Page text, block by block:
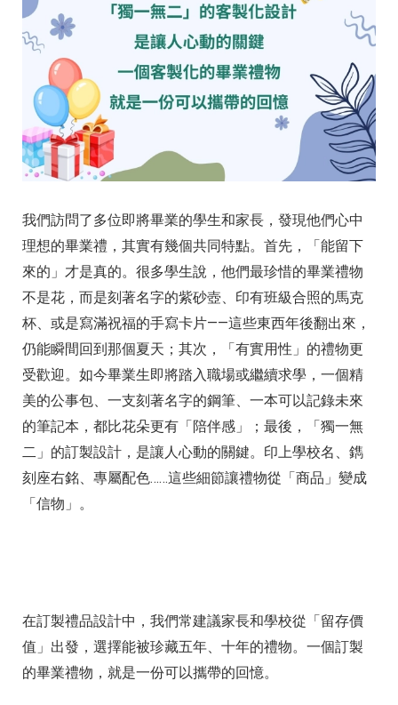
我們訪問了多位即將畢業的學生和家長，發現他們心中
理想的畢業禮，其實有幾個共同特點。首先，「能留下
來的」才是真的。很多學生說，他們最珍惜的畢業禮物
不是花，而是刻著名字的紫砂壺、印有班級合照的馬克
杯、或是寫滿祝福的手寫卡片——這些東西年後翻出來，
仍能瞬間回到那個夏天；其次，「有實用性」的禮物更
受歡迎。如今畢業生即將踏入職場或繼續求學，一個精
美的公事包、一支刻著名字的鋼筆、一本可以記錄未來
的筆記本，都比花朵更有「陪伴感」；最後，「獨一無
二」的訂製設計，是讓人心動的關鍵。印上學校名、鐫
刻座右銘、專屬配色……這些細節讓禮物從「商品」變成
「信物」。
在訂製禮品設計中，我們常建議家長和學校從「留存價
值」出發，選擇能被珍藏五年、十年的禮物。一個訂製
的畢業禮物，就是一份可以攜帶的回憶。